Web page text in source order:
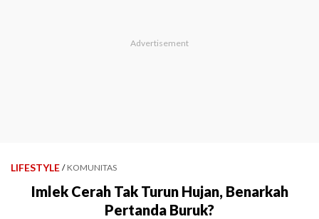
LIFESTYLE / KOMUNITAS
Imlek Cerah Tak Turun Hujan, Benarkah
Pertanda Buruk?